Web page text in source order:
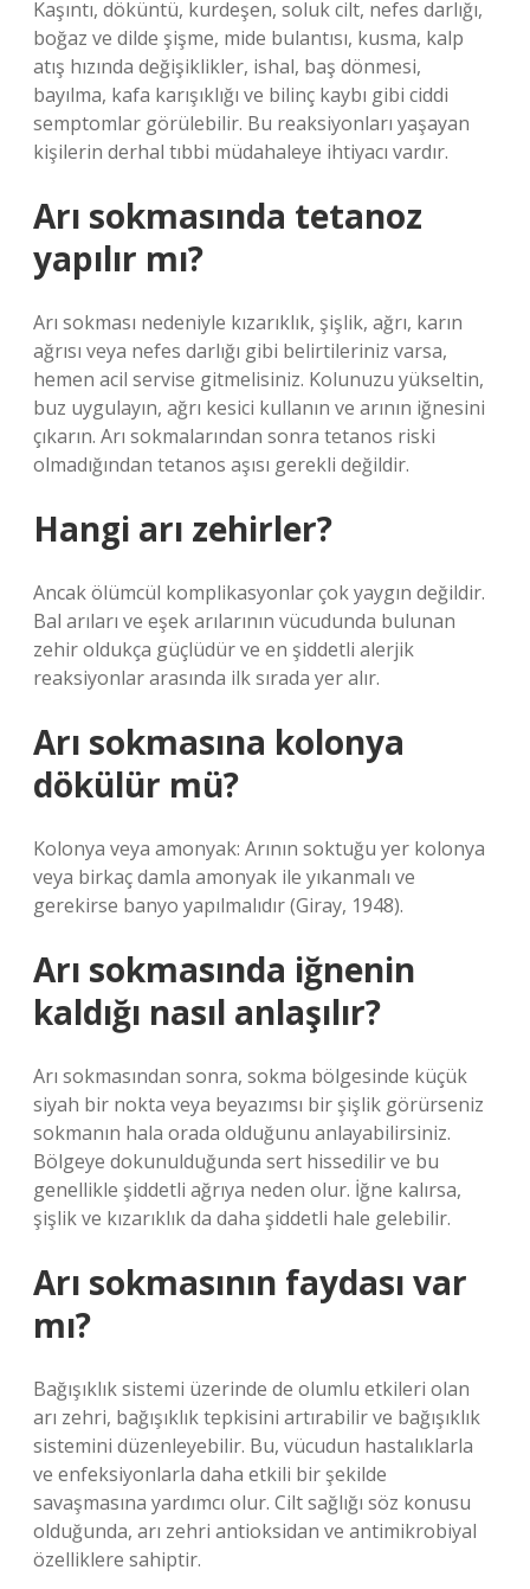
Kaşıntı, döküntü, kurdeşen, soluk cilt, nefes darlığı,
boğaz ve dilde şişme, mide bulantısı, kusma, kalp
atış hızında değişiklikler, ishal, baş dönmesi,
bayılma, kafa karışıklığı ve bilinç kaybı gibi ciddi
semptomlar görülebilir. Bu reaksiyonları yaşayan
kişilerin derhal tıbbi müdahaleye ihtiyacı vardır.
Arı sokmasında tetanoz
yapılır mı?
Arı sokması nedeniyle kızarıklık, şişlik, ağrı, karın
ağrısı veya nefes darlığı gibi belirtileriniz varsa,
hemen acil servise gitmelisiniz. Kolunuzu yükseltin,
buz uygulayın, ağrı kesici kullanın ve arının iğnesini
çıkarın. Arı sokmalarından sonra tetanos riski
olmadığından tetanos aşısı gerekli değildir.
Hangi arı zehirler?
Ancak ölümcül komplikasyonlar çok yaygın değildir.
Bal arıları ve eşek arılarının vücudunda bulunan
zehir oldukça güçlüdür ve en şiddetli alerjik
reaksiyonlar arasında ilk sırada yer alır.
Arı sokmasına kolonya
dökülür mü?
Kolonya veya amonyak: Arının soktuğu yer kolonya
veya birkaç damla amonyak ile yıkanmalı ve
gerekirse banyo yapılmalıdır (Giray, 1948).
Arı sokmasında iğnenin
kaldığı nasıl anlaşılır?
Arı sokmasından sonra, sokma bölgesinde küçük
siyah bir nokta veya beyazımsı bir şişlik görürseniz
sokmanın hala orada olduğunu anlayabilirsiniz.
Bölgeye dokunulduğunda sert hissedilir ve bu
genellikle şiddetli ağrıya neden olur. İğne kalırsa,
şişlik ve kızarıklık da daha şiddetli hale gelebilir.
Arı sokmasının faydası var
mı?
Bağışıklık sistemi üzerinde de olumlu etkileri olan
arı zehri, bağışıklık tepkisini artırabilir ve bağışıklık
sistemini düzenleyebilir. Bu, vücudun hastalıklarla
ve enfeksiyonlarla daha etkili bir şekilde
savaşmasına yardımcı olur. Cilt sağlığı söz konusu
olduğunda, arı zehri antioksidan ve antimikrobiyal
özelliklere sahiptir.